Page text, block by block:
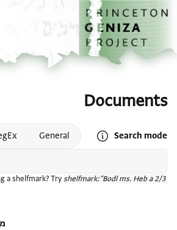
דילוג לתוכן
דף הבית
Documents
Search mode
Open search mode help
General
a shelfmark? Try shelfmark:"Bodl ms. Heb a 2/3"